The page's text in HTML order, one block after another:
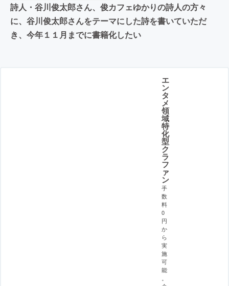
詩人・谷川俊太郎さん、俊カフェゆかりの詩人の方々
に、谷川俊太郎さんをテーマにした詩を書いていただ
き、今年１１月までに書籍化したい
エ
ン
タ
メ
領
域
特
化
型
ク
ラ
フ
ァ
ン
手
数
料
0
円
か
ら
実
施
可
能